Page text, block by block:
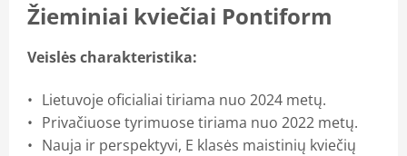
Žieminiai kviečiai Pontiform
Veislės charakteristika:
Lietuvoje oficialiai tiriama nuo 2024 metų.
Privačiuose tyrimuose tiriama nuo 2022 metų.
Nauja ir perspektyvi, E klasės maistinių kviečių